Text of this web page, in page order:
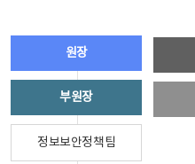
원장
부원장
정보보안정책팀